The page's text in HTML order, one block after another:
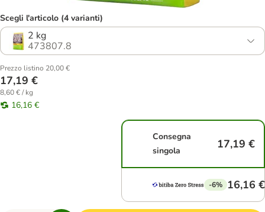
Scegli l'articolo (4 varianti)
2 kg
473807.8
Prezzo listino 20,00 €
17,19 €
8,60 € / kg
16,16 €
Consegna
singola
17,19 €
-6% 16,16 €